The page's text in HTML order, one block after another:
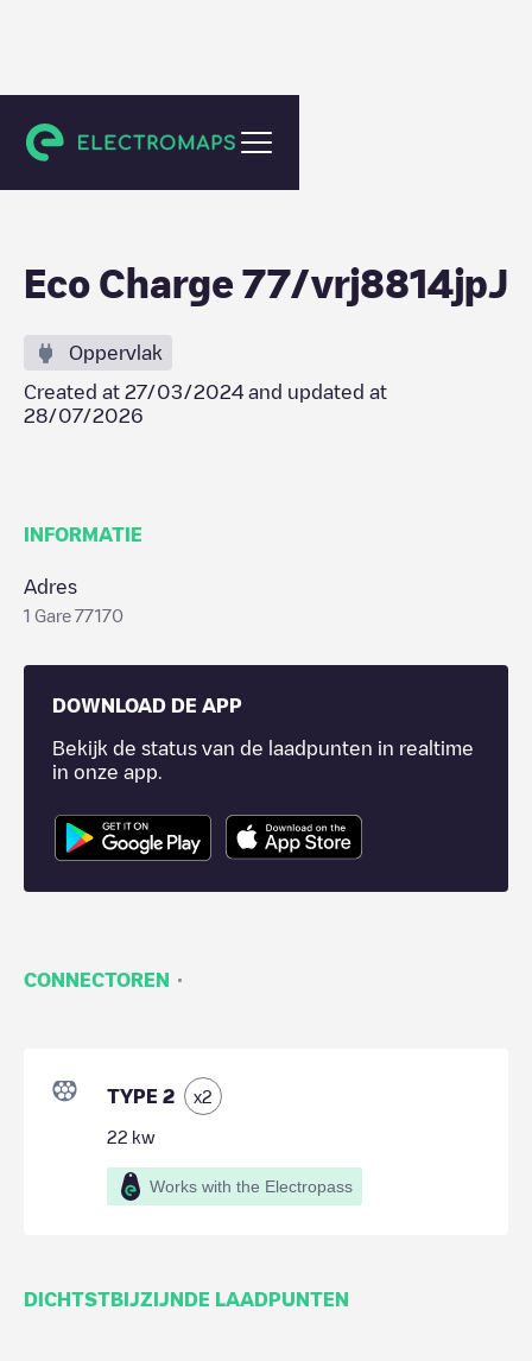
Brie-Comte-Robert
Eco Charge 77/vrj8814jpJ
Oppervlak
Created at 27/03/2024 and updated at
28/07/2026
INFORMATIE
Adres
1 Gare 77170
DOWNLOAD DE APP
Bekijk de status van de laadpunten in realtime
in onze app.
CONNECTOREN ·
TYPE 2 x2
22 kw
Works with the Electropass
DICHTSTBIJZIJNDE LAADPUNTEN